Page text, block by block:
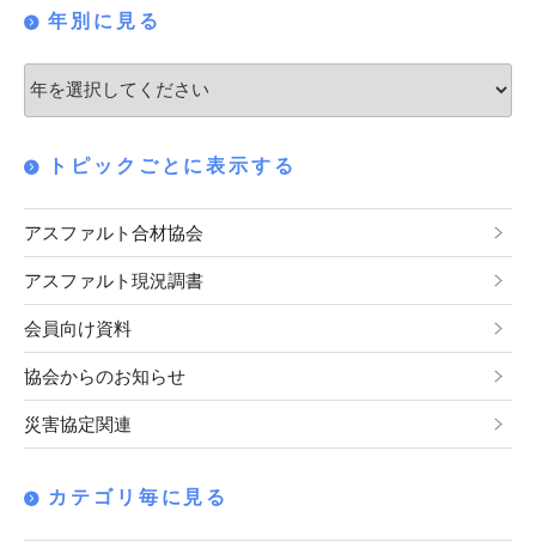
ン年別に見る
トピックごとに表示する
アスファルト合材協会
アスファルト現況調書
会員向け資料
協会からのお知らせ
災害協定関連
カテゴリ毎に見る